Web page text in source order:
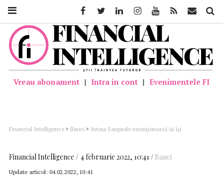
Vreau abonament | Intra in cont | Evenimentele FI
Financial Intelligence > Banci > Intesa Sanpaolo intenţionează să îşi
Financial Intelligence 4 februarie 2022, 10:41 Banci
Update articol: 04.02.2022, 10:41
FacebookTwitter LinkedinInstagramYoutube Feed Mail